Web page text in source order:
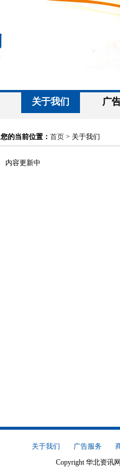
广
关于我们
您的当前位置： 首页 > 关于我们
内容更新中
关于我们 广告服务
Copyright 华北资讯